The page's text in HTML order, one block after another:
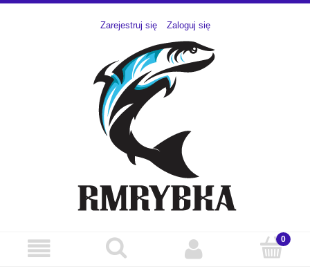
Zarejestruj się Zaloguj się